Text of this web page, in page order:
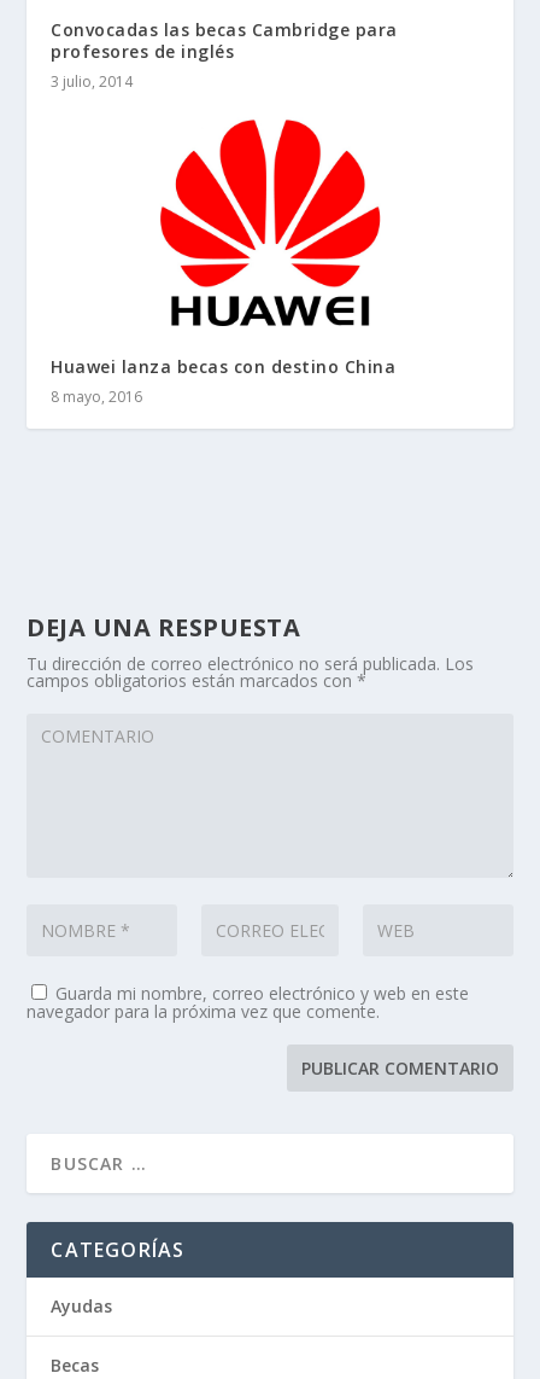
Convocadas las becas Cambridge para
profesores de inglés
3 julio, 2014
Huawei lanza becas con destino China
8 mayo, 2016
DEJA UNA RESPUESTA
Tu dirección de correo electrónico no será publicada. Los
campos obligatorios están marcados con*
Guarda mi nombre, correo electrónico y web en este
navegador para la próxima vez que comente.
CATEGORÍAS
Ayudas
Becas